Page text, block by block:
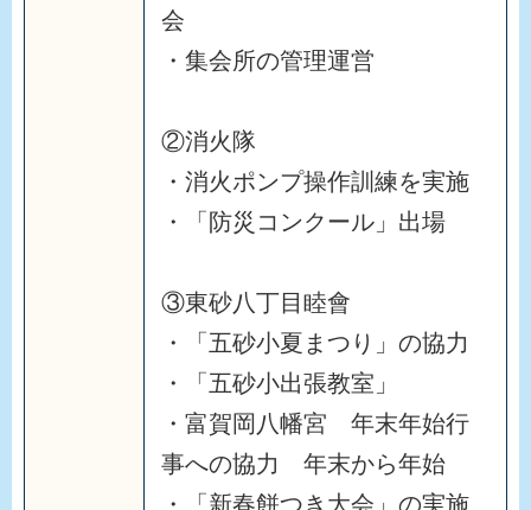
会
・集会所の管理運営
②消火隊
・消火ポンプ操作訓練を実施
・「防災コンクール」出場
③東砂八丁目睦會
・「五砂小夏まつり」の協力
・「五砂小出張教室」
・富賀岡八幡宮 年末年始行
事への協力 年末から年始
・「新春餅つき大会」の実施